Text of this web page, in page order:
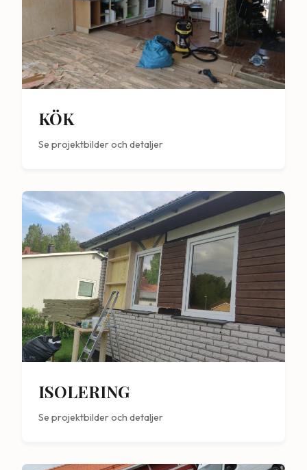
KÖK
Se projektbilder och detaljer
ISOLERING
Se projektbilder och detaljer